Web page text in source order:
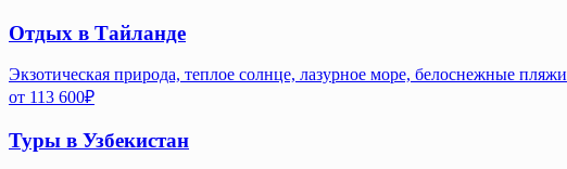
Отдых в Тайланде
Экзотическая природа, теплое солнце, лазурное море, белоснежные пляжи
от 113 600₽
Туры в Узбекистан